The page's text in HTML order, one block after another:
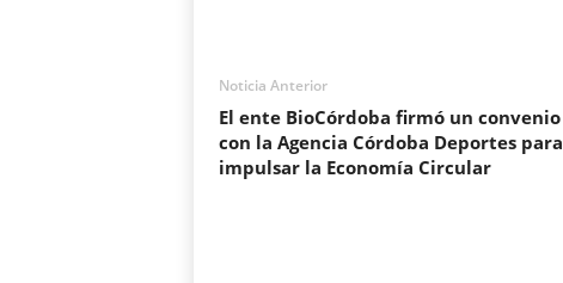
Noticia Anterior
El ente BioCórdoba firmó un convenio
con la Agencia Córdoba Deportes para
impulsar la Economía Circular